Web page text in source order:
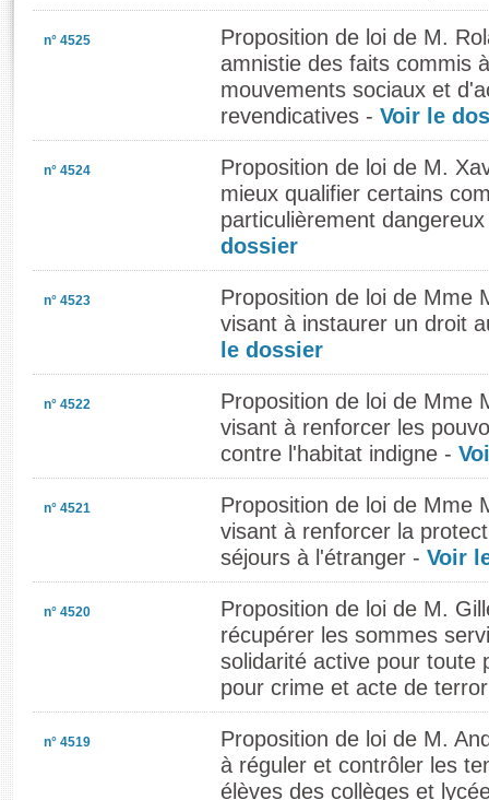
n° 4525
Proposition de loi de M.
amnistie des faits commis
mouvements sociaux et
revendicatives - Voir le
n° 4524
Proposition de loi de M.
mieux qualifier certains
particulièrement
dossier
n° 4523
Proposition de loi de Mme
visant à instaurer un droit
le dossier
n° 4522
Proposition de loi de Mme
visant à renforcer les
contre l'habitat indigne -
n° 4521
Proposition de loi de Mme
visant à renforcer la
séjours à l'étranger - Voir
n° 4520
Proposition de loi de M.
récupérer les sommes
solidarité active pour toute
pour crime et acte de
n° 4519
Proposition de loi de M.
à réguler et contrôler les
élèves des collèges et